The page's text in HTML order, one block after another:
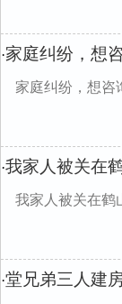
·家庭纠纷，想
家庭纠纷，想咨
·我家人被关在
我家人被关在鹤
·堂兄弟三人建